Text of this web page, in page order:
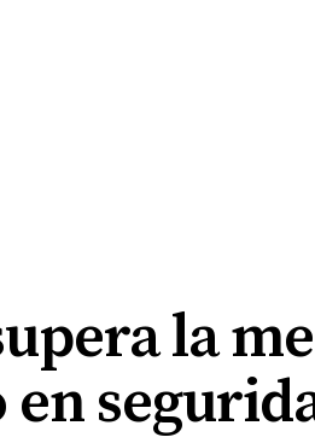
la